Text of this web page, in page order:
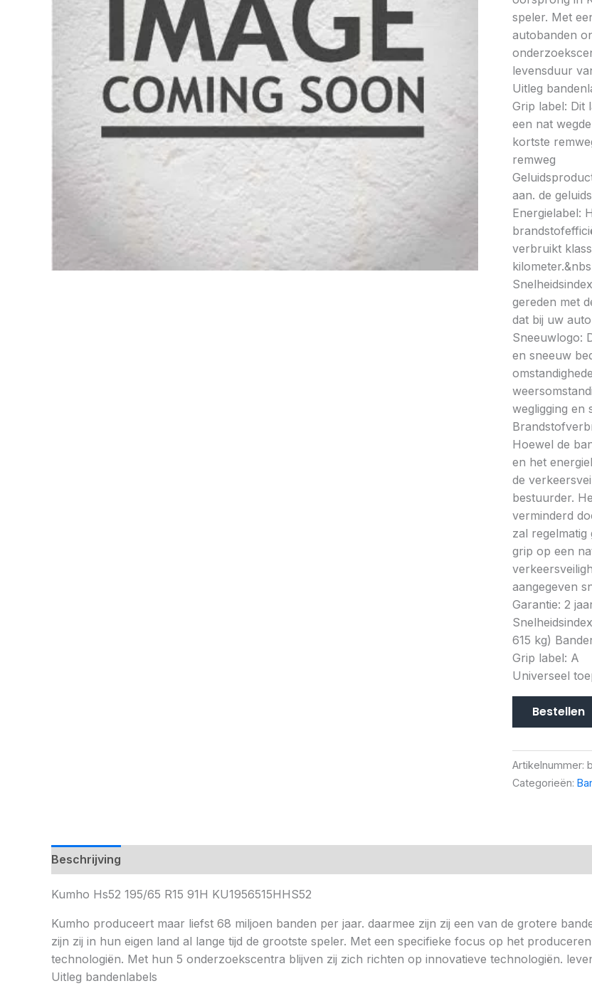
speler. Met
autobanden
levensduur
Uitleg
Grip label: Dit
een nat
kortste
remweg
aan. de
Energielabel:
verbruikt
gereden met
dat bij uw
Sneeuwlogo:
en sneeuw
wegligging en
Hoewel de
en het
de
bestuurder.
verminderd
zal
grip op een
aangegeven
Garantie: 2
615 kg)
Grip label: A
Universeel
Bestellen
Artikelnummer:
Categorieën:
Beschrijving
Kumho Hs52 195/65 R15 91H KU1956515HHS52
Kumho produceert maar liefst 68 miljoen banden per jaar. daarmee zijn zij een van de grotere
zijn zij in hun eigen land al lange tijd de grootste speler. Met een specifieke focus op het
technologiën. Met hun 5 onderzoekscentra blijven zij zich richten op innovatieve technologiën.
Uitleg bandenlabels